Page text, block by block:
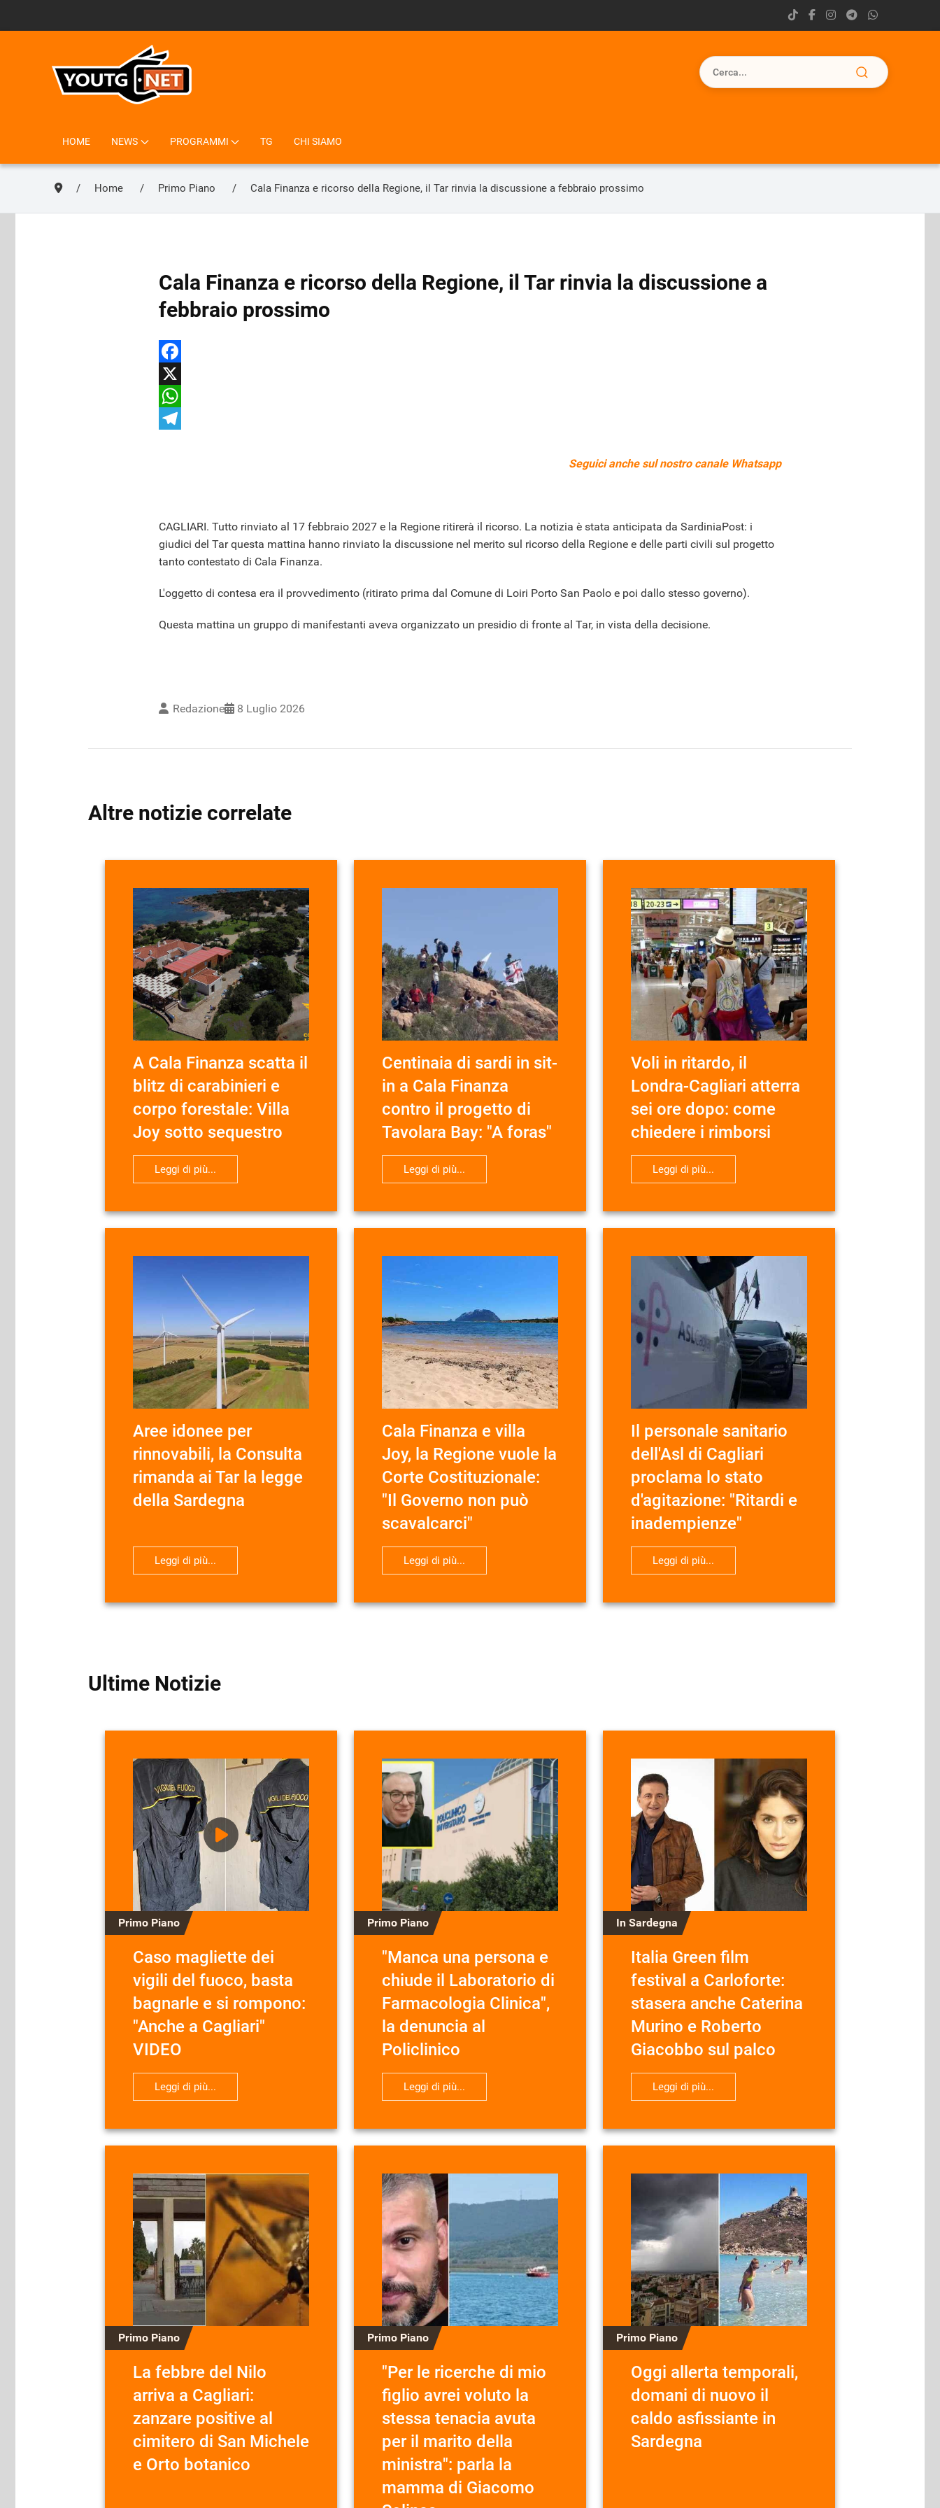
HOME NEWS PROGRAMMI TG CHI SIAMO
Home Primo Piano Cala Finanza e ricorso della Regione, il Tar rinvia la discussione a febbraio prossimo
Cala Finanza e ricorso della Regione, il Tar rinvia la discussione a
febbraio prossimo
Facebook
X
WhatsApp
Seguici anche sul nostro canale Whatsapp
CAGLIARI. Tutto rinviato al 17 febbraio 2027 e la Regione ritirerà il ricorso. La notizia è stata anticipata da SardiniaPost: i
giudici del Tar questa mattina hanno rinviato la discussione nel merito sul ricorso della Regione e delle parti civili sul progetto
tanto contestato di Cala Finanza.
L'oggetto di contesa era il provvedimento (ritirato prima dal Comune di Loiri Porto San Paolo e poi dallo stesso governo).
Questa mattina un gruppo di manifestanti aveva organizzato un presidio di fronte al Tar, in vista della decisione.
Redazione 8 Luglio 2026
Altre notizie correlate
A Cala Finanza scatta il
blitz di carabinieri e
corpo forestale: Villa
Joy sotto sequestro
Leggi di più...
Centinaia di sardi in sit-
in a Cala Finanza
contro il progetto di
Tavolara Bay: "A foras"
Leggi di più...
Voli in ritardo, il
Londra-Cagliari atterra
sei ore dopo: come
chiedere i rimborsi
Leggi di più...
Aree idonee per
rinnovabili, la Consulta
rimanda ai Tar la legge
della Sardegna
Leggi di più...
Cala Finanza e villa
Joy, la Regione vuole la
Corte Costituzionale:
"Il Governo non può
scavalcarci"
Leggi di più...
Il personale sanitario
dell'Asl di Cagliari
proclama lo stato
d'agitazione: "Ritardi e
inadempienze"
Leggi di più...
Ultime Notizie
Primo Piano
Caso magliette dei
vigili del fuoco, basta
bagnarle e si rompono:
"Anche a Cagliari"
VIDEO
Leggi di più...
Primo Piano
"Manca una persona e
chiude il Laboratorio di
Farmacologia Clinica",
la denuncia al
Policlinico
Leggi di più...
In Sardegna
Italia Green film
festival a Carloforte:
stasera anche Caterina
Murino e Roberto
Giacobbo sul palco
Leggi di più...
Primo Piano
La febbre del Nilo
arriva a Cagliari:
zanzare positive al
cimitero di San Michele
e Orto botanico
Primo Piano
"Per le ricerche di mio
figlio avrei voluto la
stessa tenacia avuta
per il marito della
ministra": parla la
mamma di Giacomo
Primo Piano
Oggi allerta temporali,
domani di nuovo il
caldo asfissiante in
Sardegna